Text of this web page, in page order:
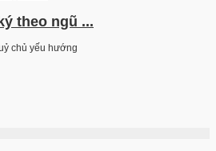
theo ngũ ...
chủ yếu hướng